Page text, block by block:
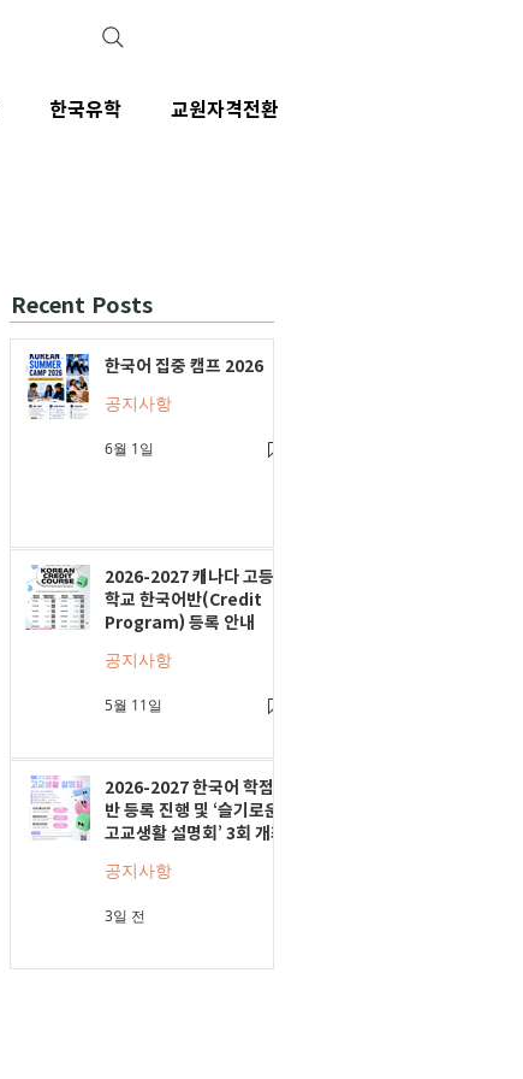
Recent Posts
한국어 집중 캠프 2026
공지사항
6월 1일
2026-2027 캐나다 고등
학교 한국어반(Credit
Program) 등록 안내
공지사항
5월 11일
2026-2027 한국어 학점
반 등록 진행 및 ‘슬기로운
고교생활 설명회’ 3회 개최
공지사항
3일 전
한국유학 교원자격전환